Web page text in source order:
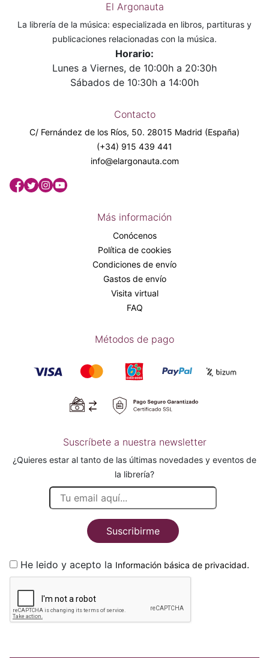
El Argonauta
La librería de la música: especializada en libros, partituras y
publicaciones relacionadas con la música.
Horario:
Lunes a Viernes, de 10:00h a 20:30h
Sábados de 10:30h a 14:00h
Contacto
C/ Fernández de los Ríos, 50. 28015 Madrid (España)
(+34) 915 439 441
info@elargonauta.com
Más información
Conócenos
Política de cookies
Condiciones de envío
Gastos de envío
Visita virtual
FAQ
Métodos de pago
Suscríbete a nuestra newsletter
¿Quieres estar al tanto de las últimas novedades y eventos de
la librería?
Suscribirme
He leido y acepto la Información básica de privacidad.